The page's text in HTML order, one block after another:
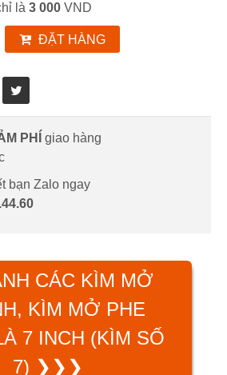
là 3 000 VND
ĐẶT HÀNG
PHÍ
giao hàng
bạn Zalo ngay
CÁC KÌM MỞ
KÌM MỞ PHE
7 INCH (KÌM SỐ
7) ❯❯❯